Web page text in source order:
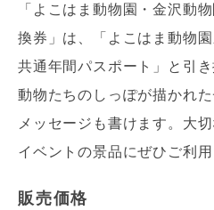
「よこはま動物園・金沢動
換券」は、「よこはま動物
共通年間パスポート」と引き
動物たちのしっぽが描かれ
メッセージも書けます。大
イベントの景品にぜひご利用
販売価格